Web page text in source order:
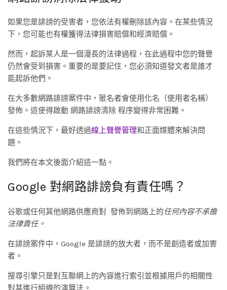
如果您是誹謗的受害者，您依法有權刪除該內容。在某些情況
下，您可能也有權獲得法律損害賠償和經濟賠償。
然而，起訴某人是一個漫長的法律過程，在此過程中您的聲譽
仍然會受到損害。重要的是要記住，您必須知道發文者是誰才
能起訴他們。
在大多數網路誹謗案件中，匿名者會使用化名（使用者名稱）
發佈。這使得啟動 網路誹謗清除 程序變得非常困難。
在這些情況下，最好透過線上聲譽管理和正面媒體來解決問
題。
我們將在本文後面介紹這一點。
Google 對網路誹謗負有責任嗎？
谷歌或任何其他網路供應商對 發佈到網路上的任何內容不承擔
法律責任。
在誹謗案件中，Google 是誹謗的放大者，而不是創造者或加害
者。
搜尋引擎只是對互聯網上的內容進行索引並根據用戶的相關性
對其進行組織的演算法。